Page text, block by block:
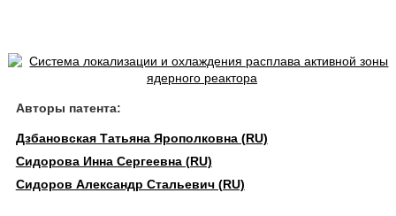
Авторы патента:
Дзбановская Татьяна Ярополковна (RU)
Сидорова Инна Сергеевна (RU)
Сидоров Александр Стальевич (RU)